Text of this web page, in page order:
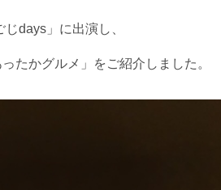
days」に出演し、
たかグルメ」をご紹介しました。